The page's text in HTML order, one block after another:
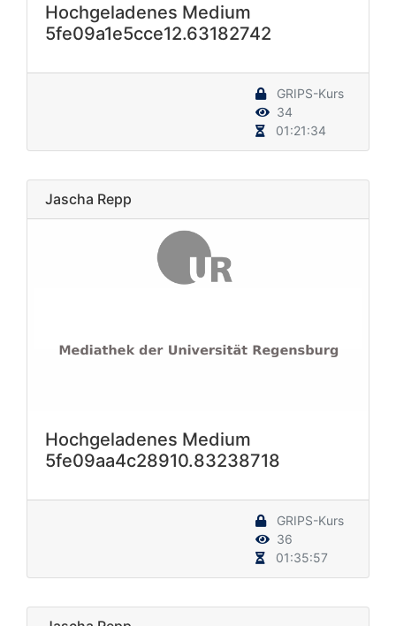
Hochgeladenes Medium
5fe09a1e5cce12.63182742
GRIPS-Kurs
34
01:21:34
Jascha Repp
Hochgeladenes Medium
5fe09aa4c28910.83238718
GRIPS-Kurs
36
01:35:57